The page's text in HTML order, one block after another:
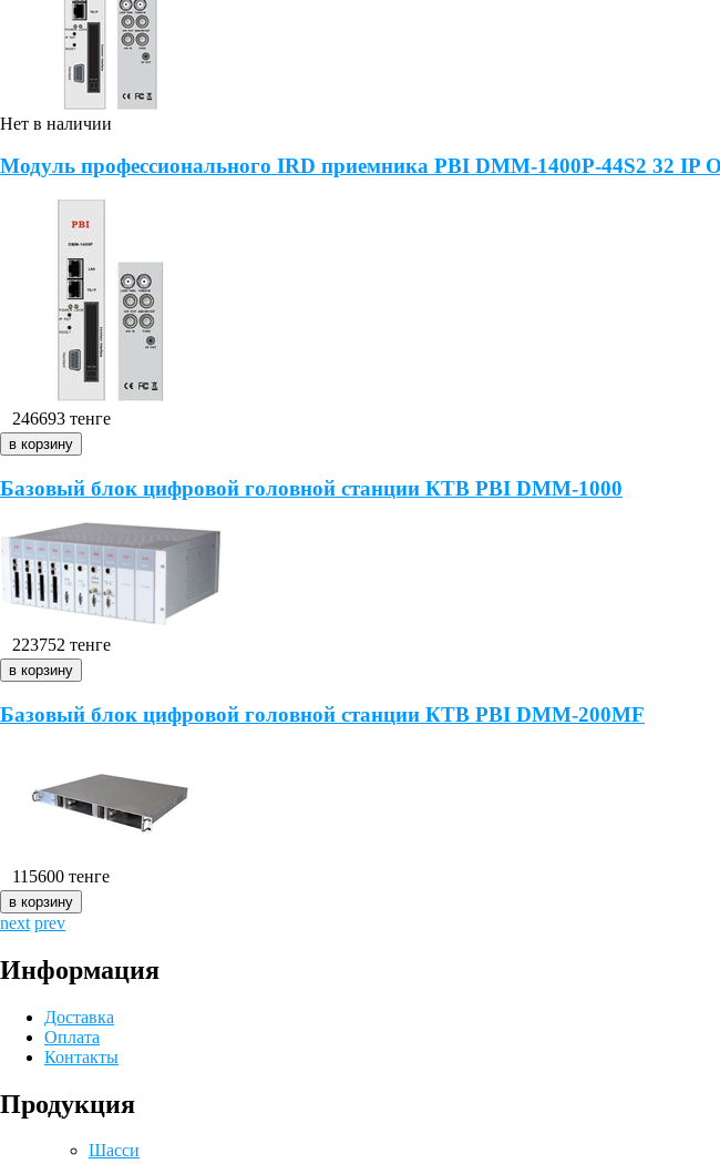
Нет в наличии
Модуль профессионального IRD приемника PBI DMM-1400P-44S2 32
246693 тенге
Базовый блок цифровой головной станции КТВ PBI DMM-1000
223752 тенге
Базовый блок цифровой головной станции КТВ PBI DMM-200MF
115600 тенге
next prev
Информация
Доставка
Оплата
Контакты
Продукция
Шасси